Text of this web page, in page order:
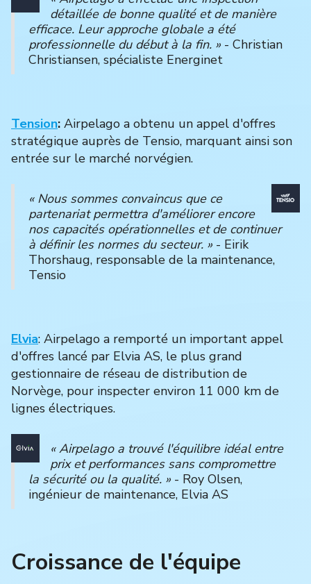
détaillée de bonne qualité et de manière
efficace. Leur approche globale a été
professionnelle du début à la fin. » - Christian
Christiansen, spécialiste Energinet
Tension: Airpelago a obtenu un appel d'offres
stratégique auprès de Tensio, marquant ainsi son
entrée sur le marché norvégien.
« Nous sommes convaincus que ce
partenariat permettra d'améliorer encore
nos capacités opérationnelles et de continuer
à définir les normes du secteur. » - Eirik
Thorshaug, responsable de la maintenance,
Tensio
Elvia: Airpelago a remporté un important appel
d'offres lancé par Elvia AS, le plus grand
gestionnaire de réseau de distribution de
Norvège, pour inspecter environ 11 000 km de
lignes électriques.
« Airpelago a trouvé l'équilibre idéal entre
prix et performances sans compromettre
la sécurité ou la qualité. » - Roy Olsen,
ingénieur de maintenance, Elvia AS
Croissance de l'équipe